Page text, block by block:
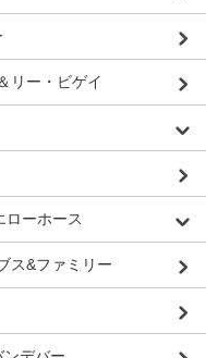
リー・ビゲイ
ローホース
ス&ファミリー